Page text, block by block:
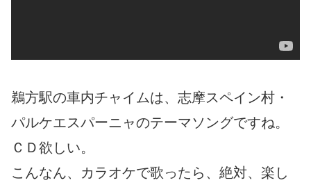
鵜方駅の車内チャイムは、志摩スペイン村・
パルケエスパーニャのテーマソングですね。
ＣＤ欲しい。
こんなん、カラオケで歌ったら、絶対、楽し